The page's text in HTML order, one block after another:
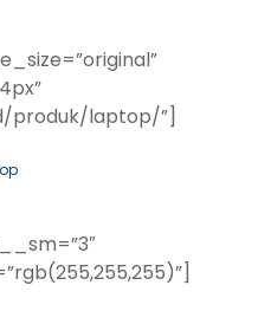
produk/laptop/”]